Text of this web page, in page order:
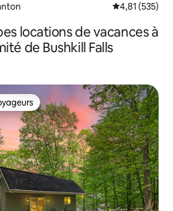
Évaluation
4,81 (535)
locations de vacances à
de Bushkill Falls
les plus appréciés